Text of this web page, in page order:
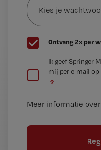
je
wachtwoord
G
e
t
Ontvang 2x per
e
t
Ik geef Springer
mij per e-mail op
?
Meer informatie